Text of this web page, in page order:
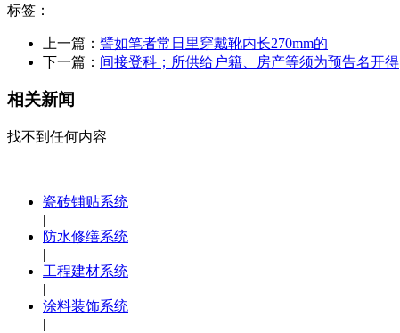
标签：
上一篇： 譬如笔者常日里穿戴靴内长270mm的
下一篇： 间接登科；所供给户籍、房产等须为预告名开得
相关新闻
找不到任何内容
瓷砖铺贴系统
|
防水修缮系统
|
工程建材系统
|
涂料装饰系统
|